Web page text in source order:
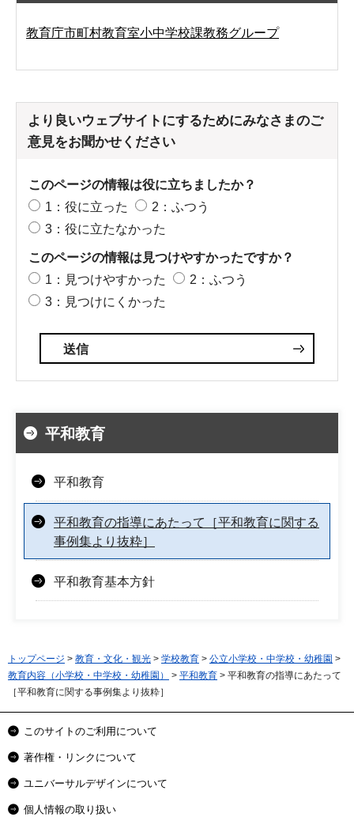
教育庁市町村教育室小中学校課教務グループ
より良いウェブサイトにするためにみなさまのご
意見をお聞かせください
このページの情報は役に立ちましたか？
1：役に立った
2：ふつう
3：役に立たなかった
このページの情報は見つけやすかったですか？
1：見つけやすかった
2：ふつう
3：見つけにくかった
平和教育
平和教育
平和教育の指導にあたって［平和教育に関する
事例集より抜粋］
平和教育基本方針
トップページ > 教育・文化・観光 > 学校教育 > 公立小学校・中学校・幼稚園 >
教育内容（小学校・中学校・幼稚園）
> 平和教育 > 平和教育の指導にあたって
［平和教育に関する事例集より抜粋］
このサイトのご利用について
著作権・リンクについて
ユニバーサルデザインについて
個人情報の取り扱い